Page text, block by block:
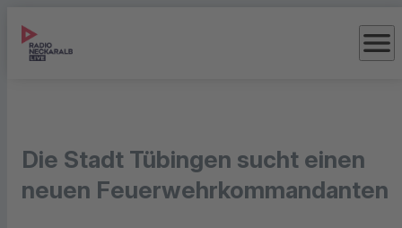
menu
Die Stadt Tübingen sucht einen
neuen Feuerwehrkommandanten